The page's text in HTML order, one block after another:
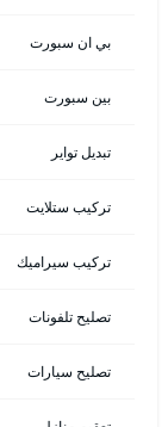
بي ان سبورت
بين سبورت
تبديل تواير
تركيب ستلايت
تركيب سيراميك
تصليح تلفونات
تصليح سيارات